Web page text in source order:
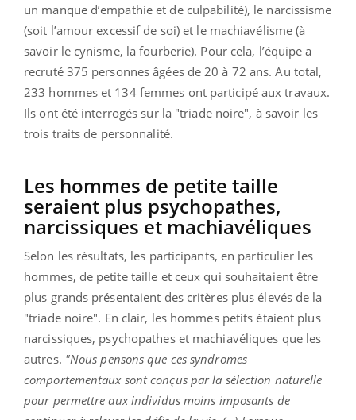
un manque d’empathie et de culpabilité), le narcissisme
(soit l’amour excessif de soi) et le machiavélisme (à
savoir le cynisme, la fourberie). Pour cela, l’équipe a
recruté 375 personnes âgées de 20 à 72 ans. Au total,
233 hommes et 134 femmes ont participé aux travaux.
Ils ont été interrogés sur la "triade noire", à savoir les
trois traits de personnalité.
Les hommes de petite taille
seraient plus psychopathes,
narcissiques et machiavéliques
Selon les résultats, les participants, en particulier les
hommes, de petite taille et ceux qui souhaitaient être
plus grands présentaient des critères plus élevés de la
"triade noire". En clair, les hommes petits étaient plus
narcissiques, psychopathes et machiavéliques que les
autres. "Nous pensons que ces syndromes
comportementaux sont conçus par la sélection naturelle
pour permettre aux individus moins imposants de